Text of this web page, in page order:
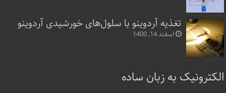
تغذیه آردوینو با سلول‌های خورشیدی آردوینو
اسفند 14, 1400
الکترونیک به زبان ساده